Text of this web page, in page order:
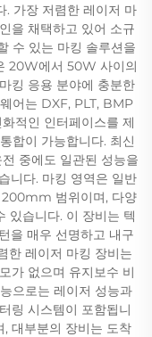
. 가장 저렴한 레이저 마
을 채택하고 있어 소규
수 있는 마킹 솔루션을
20W에서 50W 사이의
킹 응용 분야에 충분한
어는 DXF, PLT, BMP
적인 인터페이스를 제
합이 가능합니다. 최신
중에도 일관된 성능을
니다. 마킹 영역은 일반
범위이며, 다양
있습니다. 이 장비는 텍
을 매우 선명하고 내구
한 레이저 마킹 장비는
가 없으며 유지보수 비
으로는 레이저 성능과
링 시스템이 포함됩니
대부분의 장비는 도착